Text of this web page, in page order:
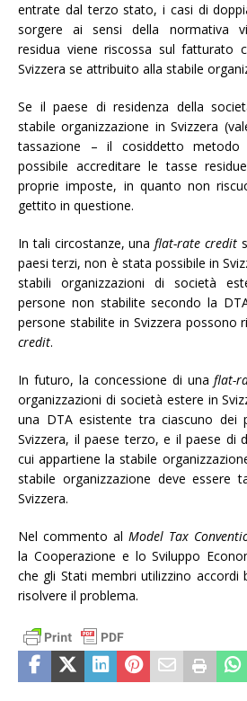
entrate dal terzo stato, i casi di
sorgere ai sensi della normativa
residua viene riscossa sul fatturato
Svizzera se attribuito alla stabile
Se il paese di residenza della
stabile organizzazione in Svizzera
tassazione – il cosiddetto
possibile accreditare le tasse
proprie imposte, in quanto non
gettito in questione.
In tali circostanze, una flat-rate credit
paesi terzi, non è stata possibile in
stabili organizzazioni di società
persone non stabilite secondo la
persone stabilite in Svizzera possono
credit.
In futuro, la concessione di unaflat-
organizzazioni di società estere in
una DTA esistente tra ciascuno dei
Svizzera, il paese terzo, e il paese di
cui appartiene la stabile
stabile organizzazione deve essere
Svizzera.
Nel commento al Model Tax
la Cooperazione e lo Sviluppo
che gli Stati membri utilizzino accordi
risolvere il problema.